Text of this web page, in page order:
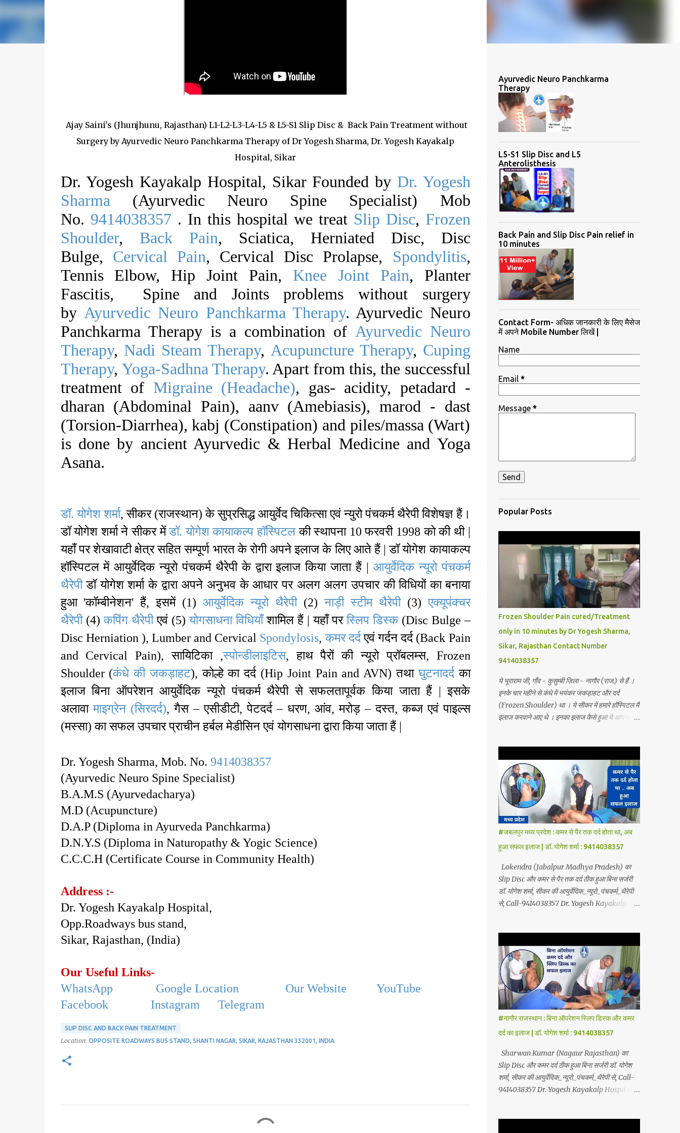
Ajay Saini's (Jhunjhunu, Rajasthan) L1-L2-L3-L4-L5 & L5-S1 Slip Disc & Back Pain Treatment without
Surgery by Ayurvedic Neuro Panchkarma Therapy of Dr Yogesh Sharma, Dr. Yogesh Kayakalp
Hospital, Sikar
Dr. Yogesh Kayakalp Hospital, Sikar Founded by Dr. Yogesh
Sharma (Ayurvedic Neuro Spine Specialist) Mob
No. 9414038357 . In this hospital we treat Slip Disc, Frozen
Shoulder, Back Pain, Sciatica, Herniated Disc, Disc
Bulge, Cervical Pain, Cervical Disc Prolapse, Spondylitis,
Tennis Elbow, Hip Joint Pain, Knee Joint Pain, Planter
Fascitis, Spine and Joints problems without surgery
by Ayurvedic Neuro Panchkarma Therapy. Ayurvedic Neuro
Panchkarma Therapy is a combination of Ayurvedic Neuro
Therapy, Nadi Steam Therapy, Acupuncture Therapy, Cuping
Therapy, Yoga-Sadhna Therapy. Apart from this, the successful
treatment of Migraine (Headache), gas- acidity, petadard -
dharan (Abdominal Pain), aanv (Amebiasis), marod - dast
(Torsion-Diarrhea), kabj (Constipation) and piles/massa (Wart)
is done by ancient Ayurvedic & Herbal Medicine and Yoga
Asana.
डॉ. योगेश शर्मा, सीकर (राजस्थान) के सुप्रसिद्ध आयुर्वेद चिकित्सा एवं न्युरो पंचकर्म थैरेपी विशेषज्ञ हैं।
डॉ योगेश शर्मा ने सीकर मेंडॉ. योगेश कायाकल्प हॉस्पिटल की स्थापना 10 फरवरी 1998 को की थी |
यहाँ पर शेखावाटी क्षेत्र सहित सम्पूर्ण भारत के रोगी अपने इलाज के लिए आते हैं | डॉ योगेश कायाकल्प
हॉस्पिटल में आयुर्वेदिक न्यूरो पंचकर्म थैरेपी के द्वारा इलाज किया जाता हैं | आयुर्वेदिक न्यूरो पंचकर्म
थैरेपीडॉ योगेश शर्मा के द्वारा अपने अनुभव के आधार पर अलग अलग उपचार की विधियों का बनाया
हुआ 'कॉम्बीनेशन' हैं, इसमें (1)आयुर्वेदिक न्यूरो थैरेपी(2)नाड़ी स्टीम थैरेपी(3)एक्यूपंक्चर
थैरेपी(4)कपिंग थैरेपीएवं (5)योगसाधना विधियाँशामिल हैं | यहाँ परस्लिप डिस्क(Disc Bulge –
Disc Herniation ), Lumber and Cervical Spondylosis,कमरदर्द एवं गर्दन दर्द (Back Pain
and Cervical Pain), सायिटिका ,स्पोन्डीलाइटिस, हाथ पैरों की न्यूरो प्रॉबलम्स, Frozen
Shoulder (कंधे की जकड़ाहट), कोल्हे का दर्द (Hip Joint Pain and AVN) तथाघुटनादर्दका
इलाज बिना ऑपरेशन आयुर्वेदिक न्यूरो पंचकर्म थैरेपी से सफलतापूर्वक किया जाता हैं | इसके
अलावामाइग्रेन (सिरदर्द), गैस – एसीडीटी, पेटदर्द – धरण, आंव, मरोड़ – दस्त, कब्ज एवं पाइल्स
(मस्सा) का सफल उपचार प्राचीन हर्बल मेडीसिन एवं योगसाधना द्वारा किया जाता हैं |
Dr. Yogesh Sharma, Mob. No. 9414038357
(Ayurvedic Neuro Spine Specialist)
B.A.M.S (Ayurvedacharya)
M.D (Acupuncture)
D.A.P (Diploma in Ayurveda Panchkarma)
D.N.Y.S (Diploma in Naturopathy & Yogic Science)
C.C.C.H (Certificate Course in Community Health)
Address :-
Dr. Yogesh Kayakalp Hospital,
Opp.Roadways bus stand,
Sikar, Rajasthan, (India)
Our Useful Links-
WhatsApp
Google Location Our Website
YouTube
Facebook
Instagram Telegram
SLIP DISC AND BACK PAIN TREATMENT
Location: OPPOSITE ROADWAYS BUS STAND, SHANTI NAGAR, SIKAR, RAJASTHAN 332001, INDIA
Ayurvedic Neuro Panchkarma
Therapy
L5-S1 Slip Disc and L5
Anterolisthesis
Back Pain and Slip Disc Pain relief in
10 minutes
Contact Form- अधिक जानकारी के लिए मैसेज
में अपने Mobile Number लिखें |
Name
Email *
Message *
Popular Posts
Frozen Shoulder Pain cured/Treatment
only in 10 minutes by Dr Yogesh Sharma,
Sikar, Rajasthan Contact Number
9414038357
ये भूराराम जी, गाँव - कुसुम्बी ज़िला - नागौर (राज.) से हैं ।
इनके चार महीने से कंधे में भयंकर जकड़ाहट और दर्द
(Frozen Shoulder) था । ये सीकर में हमारे हॉस्पिटल मैं
इलाज करवाने आए थे । इनका इलाज कैसे हुआ ये आप भी
(Ayurvedic Neuro Spine Specialist) Mob No.
9414038357 . In this hospital we treat Slip
Disc, Frozen Shoulder, Back Pain, Sciatica,
Herniated Disc, Disc Bulge, Cervical Pain,
Cervical Disk Prolapse, Spondylitis, Tennis
Elbow, Hip Joint Pain, Knee Joint Pain,
Planter Fascitis, Spine and Joints problems
without surgery by Ayurvedic Neuro
Panchkarma Therapy. Ayurvedic Neuro
Panchkarma Therapy is a combination of
Ayurvedic Neuro Therapy, Nadi Steam
Therapy, Acupuncture Therapy, Cuping
(headache), gas- acidity, petadard - dharan
(stomach ache-humus), aanv (amoeba),
marod - dast (to...
#जबलपुर मध्य प्रदेश : कमर से पैर तक दर्द होता था, अब
हुआ सफल इलाज | डॉ. योगेश शर्मा : 9414038357
Lokendra (Jabalpur Madhya Pradesh) का
Slip Disc और कमर से पैर तक दर्द ठीक हुआ बिना सर्जरी
डॉ. योगेश शर्मा, सीकर की आयुर्वेदिक_न्यूरो_पंचकर्म_थैरेपी
से, Call-9414038357 Dr. Yogesh Kayakalp
treat Slip Disc , Frozen Shoulder , Back Pain
, Sciatica, Herniated Disc, Disc Bulge,
Cervical Pain , Cervical Disc Prolapse,
Spondylitis , Tennis Elbow, Hip Joint Pain,
Knee Joint Pain , Planter Fascitis, Spine and
Joints problems without surgery by
Ayurvedic Neuro Panchkarma Therapy is a
combination of Ayurvedic Neuro Therapy ,
Nadi Steam Therapy , Acupuncture Therapy
, Cuping Therapy , Yoga-Sadhna Therapy .
Apart from this, the successful treatment of
#नागौर राजस्थान : बिना ऑपरेशन स्लिप डिस्क और कमर
दर्द का इलाज | डॉ. योगेश शर्मा : 9414038357
Sharwan Kumar (Nagaur Rajasthan) का
Slip Disc और कमर दर्द ठीक हुआ बिना सर्जरी डॉ. योगेश
शर्मा, सीकर की आयुर्वेदिक_न्यूरो_पंचकर्म_थैरेपी से, Call-
9414038357 Dr. Yogesh Kayakalp Hospital,